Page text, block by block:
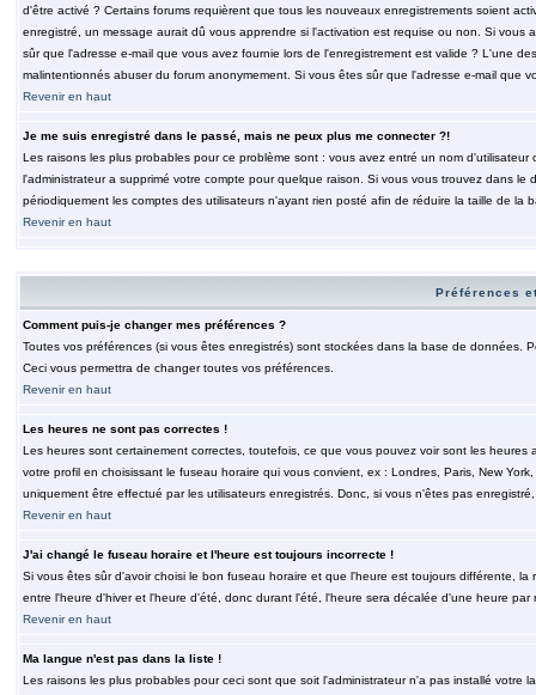
d'être activé ? Certains forums requièrent que tous les nouveaux enregistrements soient
enregistré, un message aurait dû vous apprendre si l'activation est requise ou non. Si
sûr que l'adresse e-mail que vous avez fournie lors de l'enregistrement est valide ? L'une
malintentionnés abuser du forum anonymement. Si vous êtes sûr que l'adresse e-mail que
Revenir en haut
Je me suis enregistré dans le passé, mais ne peux plus me connecter ?!
Les raisons les plus probables pour ce problème sont : vous avez entré un nom
l'administrateur a supprimé votre compte pour quelque raison. Si vous vous trouvez dans
périodiquement les comptes des utilisateurs n'ayant rien posté afin de réduire la taille de
Revenir en haut
Préférences
Comment puis-je changer mes préférences ?
Toutes vos préférences (si vous êtes enregistrés) sont stockées dans la base de données.
Ceci vous permettra de changer toutes vos préférences.
Revenir en haut
Les heures ne sont pas correctes !
Les heures sont certainement correctes, toutefois, ce que vous pouvez voir sont les
votre profil en choisissant le fuseau horaire qui vous convient, ex : Londres, Paris, New
uniquement être effectué par les utilisateurs enregistrés. Donc, si vous n'êtes pas
Revenir en haut
J'ai changé le fuseau horaire et l'heure est toujours incorrecte !
Si vous êtes sûr d'avoir choisi le bon fuseau horaire et que l'heure est toujours différente,
entre l'heure d'hiver et l'heure d'été, donc durant l'été, l'heure sera décalée d'une heure par
Revenir en haut
Ma langue n'est pas dans la liste !
Les raisons les plus probables pour ceci sont que soit l'administrateur n'a pas installé